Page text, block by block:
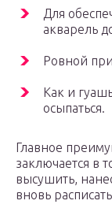
Для
акварель
Ровной
Как и
осыпаться.
Главное
заключается в
высушить,
вновь